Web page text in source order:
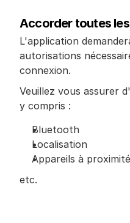
Accorder toutes les
L'application
autorisations
connexion.
Veuillez vous assurer
y compris :
Bluetooth
Localisation
Appareils à proximité
etc.